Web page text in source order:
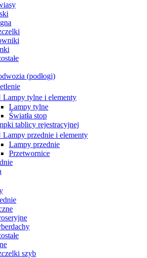
(podłogi)
Lampy tylne i elementy
Lampy tylne
Światła stop
tablicy rejestracyjnej
Lampy przednie i elementy
Lampy przednie
Przetwornice
szyb